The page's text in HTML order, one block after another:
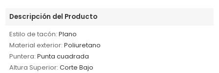
Descripción del Producto
Estilo de tacón: Plano
Material exterior: Poliuretano
Puntera: Punta cuadrada
Altura Superior: Corte Bajo